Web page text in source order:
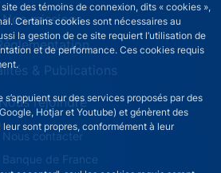
des témoins de connexion, dits « cookies »,
Certains cookies sont nécessaires au
la gestion de ce site requiert l’utilisation de
et de performance. Ces cookies requis
sur des services proposés par des
Hotjar et Youtube) et génèrent des
sont propres, conformément à leur
Nos missions
& Publications
rejoindre
menu (French)
Nous contacter
Banque de France